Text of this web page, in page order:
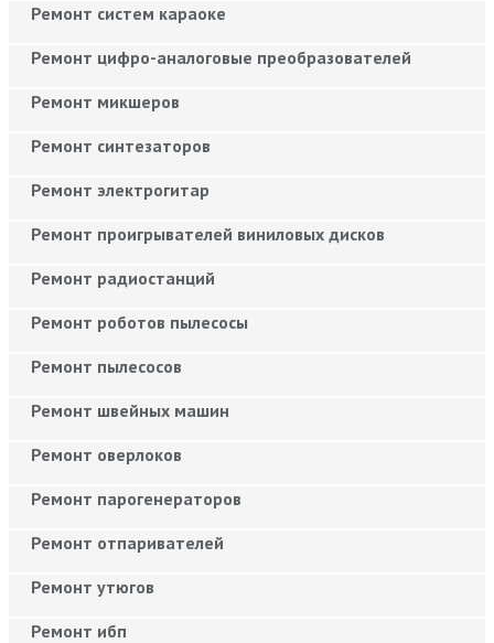
Ремонт систем караоке
Ремонт цифро-аналоговые преобразователей
Ремонт микшеров
Ремонт синтезаторов
Ремонт электрогитар
Ремонт проигрывателей виниловых дисков
Ремонт радиостанций
Ремонт роботов пылесосы
Ремонт пылесосов
Ремонт швейных машин
Ремонт оверлоков
Ремонт парогенераторов
Ремонт отпаривателей
Ремонт утюгов
Ремонт ибп